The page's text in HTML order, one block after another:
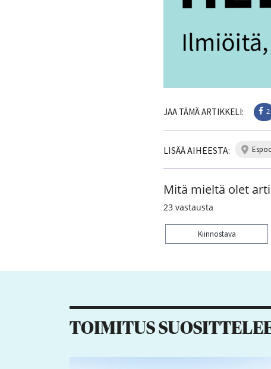
JAA TÄMÄ ARTIKKELI: 2
LISÄÄ AIHEESTA:
Mitä mieltä olet
23 vastausta
Kiinnostava
TOIMITUS